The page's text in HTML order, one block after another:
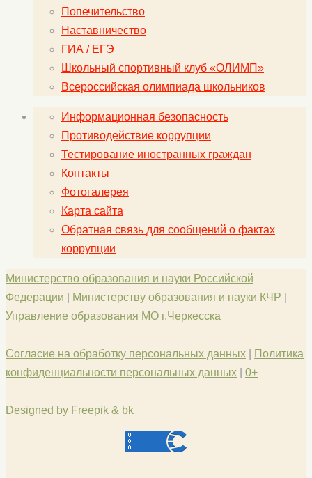
Попечительство
Наставничество
ГИА / ЕГЭ
Школьный спортивный клуб «ОЛИМП»
Всероссийская олимпиада школьников
Информационная безопасность
Противодействие коррупции
Тестирование иностранных граждан
Контакты
Фотогалерея
Карта сайта
Обратная связь для сообщений о фактах
коррупции
Министерство образования и науки Российской
Федерации
Министерству образования и науки КЧР
Управление образования МО г.Черкесска
Согласие на обработку персональных данных
Политика
конфиденциальности персональных данных
0+
Designed by Freepik & bk